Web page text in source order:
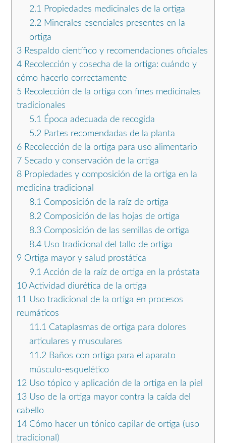
2.1 Propiedades medicinales de la ortiga
2.2Minerales esenciales presentes en la
ortiga
3 Respaldo científico y recomendaciones oficiales
4 Recolección y cosecha de la ortiga: cuándo y
cómo hacerlo correctamente
5 Recolección de la ortiga con fines medicinales
tradicionales
5.1 Época adecuada de recogida
5.2Partes recomendadas de la planta
6 Recolección de la ortiga para uso alimentario
7 Secado y conservación de la ortiga
8 Propiedades y composición de la ortiga en la
medicina tradicional
8.1 Composición de la raíz de ortiga
8.2Composición de las hojas de ortiga
8.3Composición de las semillas de ortiga
8.4Uso tradicional del tallo de ortiga
9 Ortiga mayor y salud prostática
9.1 Acción de la raíz de ortiga en la próstata
10 Actividad diurética de la ortiga
11 Uso tradicional de la ortiga en procesos
reumáticos
11.1 Cataplasmas de ortiga para dolores
articulares y musculares
11.2Baños con ortiga para el aparato
músculo-esquelético
12 Uso tópico y aplicación de la ortiga en la piel
13 Uso de la ortiga mayor contra la caída del
cabello
14 Cómo hacer un tónico capilar de ortiga (uso
tradicional)